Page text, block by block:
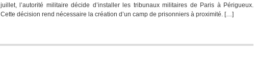
juillet, l’autorité militaire décide d’installer les tribunaux militaires de Paris à Périgueux.
Cette décision rend nécessaire la création d’un camp de prisonniers à proximité. […]